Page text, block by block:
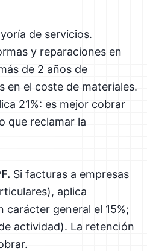
de servicios.
y reparaciones en
de 2 años de
en el coste de materiales.
21%: es mejor cobrar
que reclamar la
Si facturas a empresas
aplica
carácter general el 15%;
actividad). La retención